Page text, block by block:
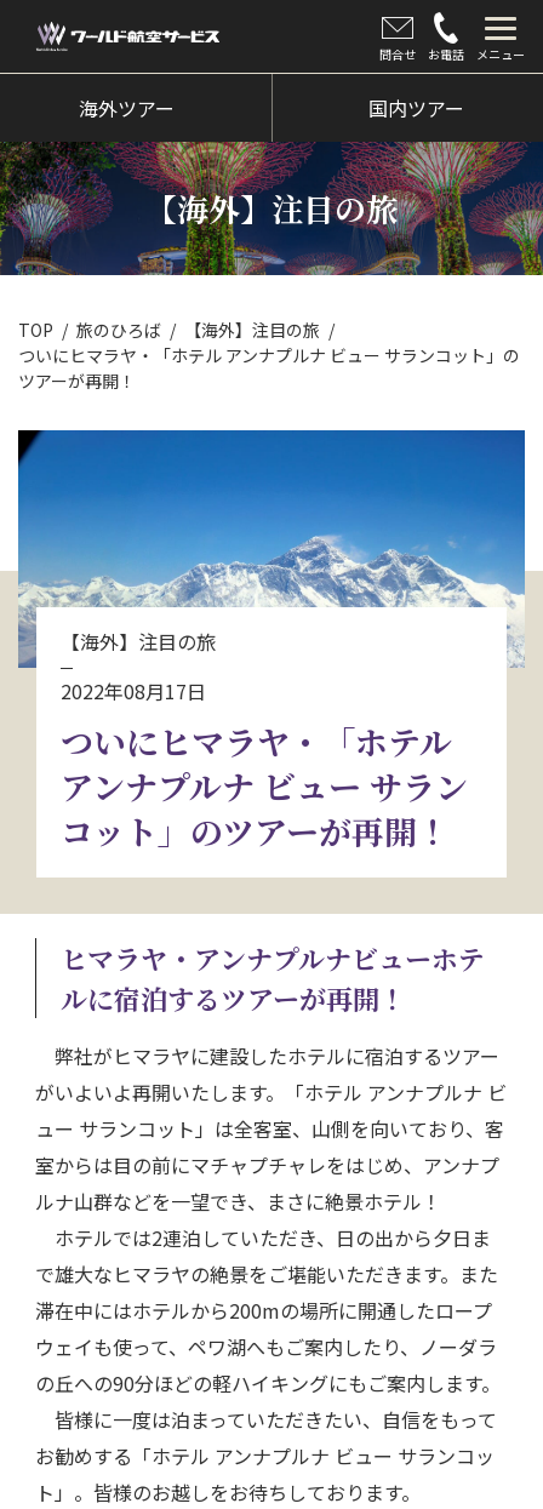
問合せ お電話 メニュー
海外ツアー
国内ツアー
クルーズツアー
ツアー催行状況
旅のひろば
イベント
新着情報
お問い合わせ
電話にてお問い合わせ
海外ツアー 国内ツアー
【海外】注目の旅
TOP 旅のひろば
【海外】注目の旅
ついにヒマラヤ・「ホテル アンナプルナ ビュー サランコット」の
ツアーが再開！
【海外】注目の旅
2022年08月17日
ついにヒマラヤ・「ホテル
アンナプルナ ビュー サラン
コット」のツアーが再開！
ヒマラヤ・アンナプルナビューホテ
ルに宿泊するツアーが再開！
弊社がヒマラヤに建設したホテルに宿泊するツアー
がいよいよ再開いたします。「ホテル アンナプルナ ビ
ュー サランコット」は全客室、山側を向いており、客
室からは目の前にマチャプチャレをはじめ、アンナプ
ルナ山群などを一望でき、まさに絶景ホテル！
ホテルでは2連泊していただき、日の出から夕日ま
で雄大なヒマラヤの絶景をご堪能いただきます。また
滞在中にはホテルから200mの場所に開通したロープ
ウェイも使って、ペワ湖へもご案内したり、ノーダラ
の丘への90分ほどの軽ハイキングにもご案内します。
皆様に一度は泊まっていただきたい、自信をもって
お勧めする「ホテル アンナプルナ ビュー サランコッ
ト」。皆様のお越しをお待ちしております。